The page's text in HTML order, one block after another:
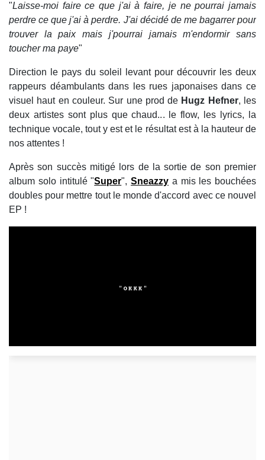
"Laisse-moi faire ce que j'ai à faire, je ne pourrai jamais
perdre ce que j'ai à perdre. J'ai décidé de me bagarrer pour
trouver la paix mais j'pourrai jamais m'endormir sans
toucher ma paye"
Direction le pays du soleil levant pour découvrir les deux
rappeurs déambulants dans les rues japonaises dans ce
visuel haut en couleur. Sur une prod de Hugz Hefner, les
deux artistes sont plus que chaud... le flow, les lyrics, la
technique vocale, tout y est et le résultat est à la hauteur de
nos attentes !
Après son succès mitigé lors de la sortie de son premier
album solo intitulé "Super", Sneazzy a mis les bouchées
doubles pour mettre tout le monde d'accord avec ce nouvel
EP !